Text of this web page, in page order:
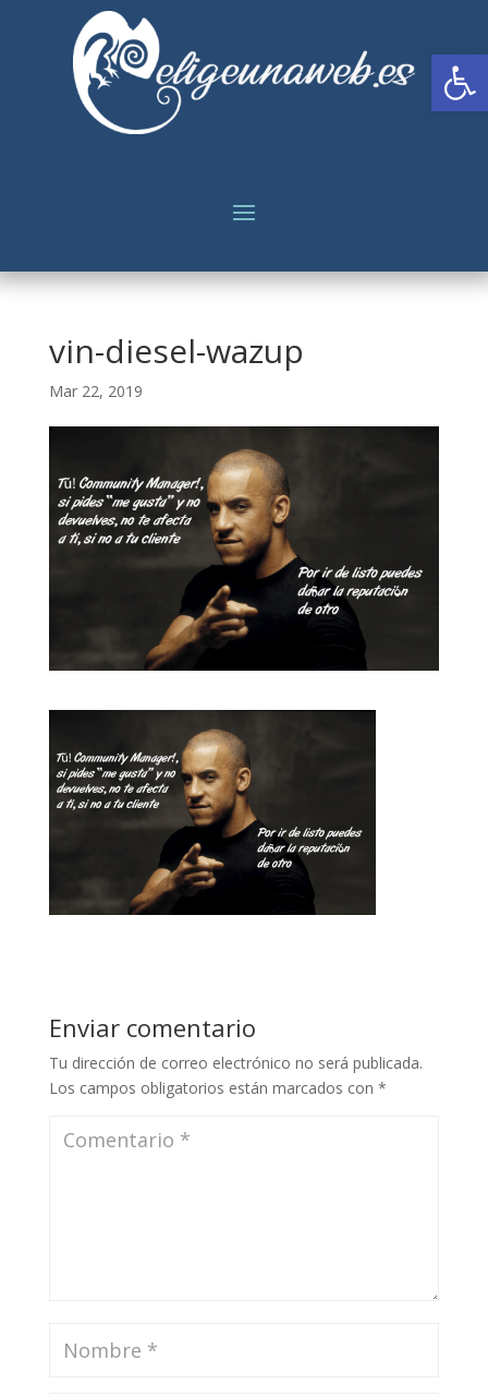
vin-diesel-wazup
Mar 22, 2019
Enviar comentario
Tu dirección de correo electrónico no será publicada.
Los campos obligatorios están marcados con *